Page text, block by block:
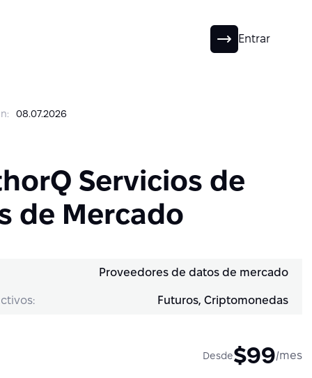
Entrar
08.07.2026
Servicios de
de Mercado
Proveedores de datos de mercado
Futuros, Criptomonedas
Desde$99/mes